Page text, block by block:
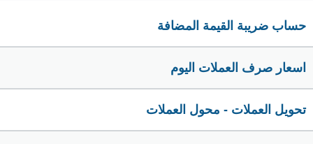
حساب ضريبة القيمة المضافة
اسعار صرف العملات اليوم
تحويل العملات - محول العملات